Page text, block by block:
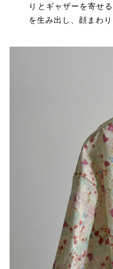
りとギャザーを寄せ
を生み出し、顔まわ